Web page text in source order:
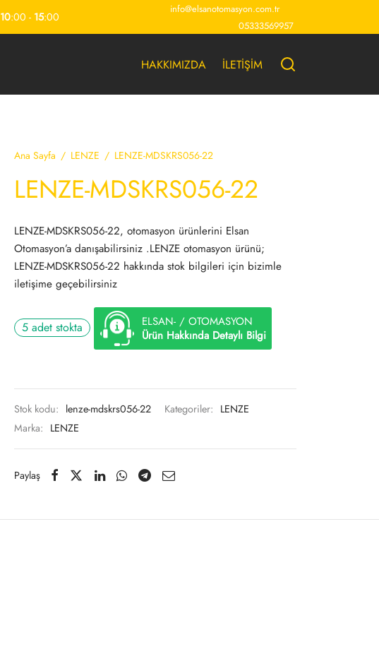
10:00 - 15:00
info@elsanotomasyon.com.tr
05333569957
HAKKIMIZDA İLETİŞİM
Ana Sayfa / LENZE / LENZE-MDSKRS056-22
LENZE-MDSKRS056-22
LENZE-MDSKRS056-22, otomasyon ürünlerini Elsan
Otomasyon’a danışabilirsiniz .LENZE otomasyon ürünü;
LENZE-MDSKRS056-22 hakkında stok bilgileri için bizimle
iletişime geçebilirsiniz
5 adet stokta
ELSAN- / OTOMASYON
Ürün Hakkında Detaylı Bilgi
Stok kodu: lenze-mdskrs056-22 Kategoriler: LENZE
Marka: LENZE
Paylaş